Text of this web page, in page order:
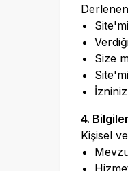
Size
4.
Kişisel